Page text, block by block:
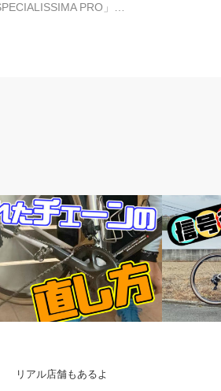
PRO」…
リアル店舗もあるよ